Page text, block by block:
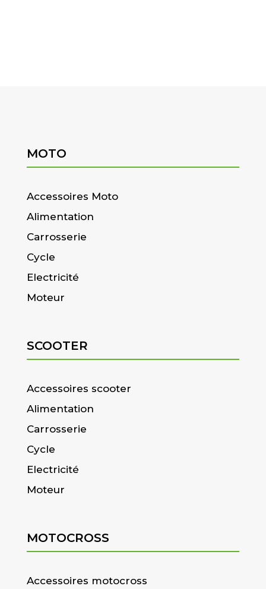
MOTO
Accessoires Moto
Alimentation
Carrosserie
Cycle
Electricité
Moteur
SCOOTER
Accessoires scooter
Alimentation
Carrosserie
Cycle
Electricité
Moteur
MOTOCROSS
Accessoires motocross